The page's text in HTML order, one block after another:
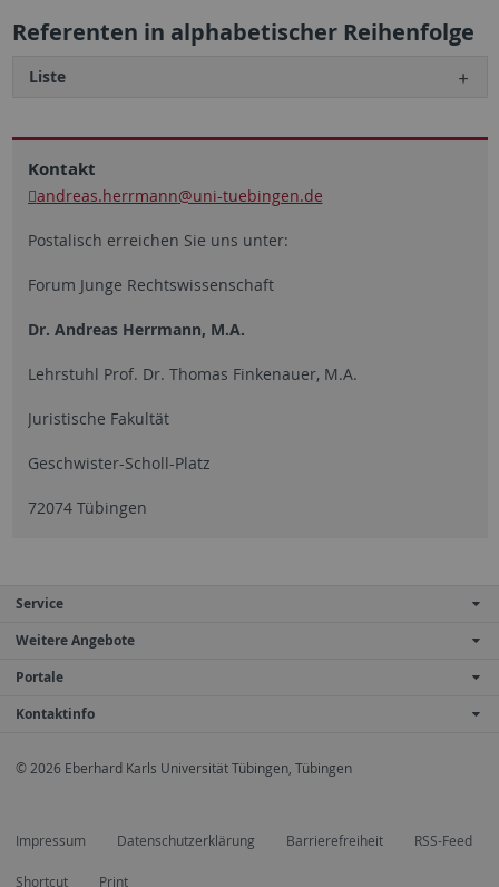
Referenten in alphabetischer Reihenfolge
Liste
Kontakt
andreas.herrmann@uni-tuebingen.de
Postalisch erreichen Sie uns unter:
Forum Junge Rechtswissenschaft
Dr. Andreas Herrmann, M.A.
Lehrstuhl Prof. Dr. Thomas Finkenauer, M.A.
Juristische Fakultät
Geschwister-Scholl-Platz
72074 Tübingen
Service
Weitere Angebote
Portale
Kontaktinfo
© 2026 Eberhard Karls Universität Tübingen, Tübingen
Impressum Datenschutzerklärung Barrierefreiheit RSS-Feed
Shortcut Print